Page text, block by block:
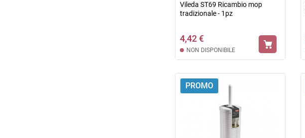
Vileda ST69 Ricambio mop
tradizionale - 1pz
4,42 €
NON DISPONIBILE
PROMO